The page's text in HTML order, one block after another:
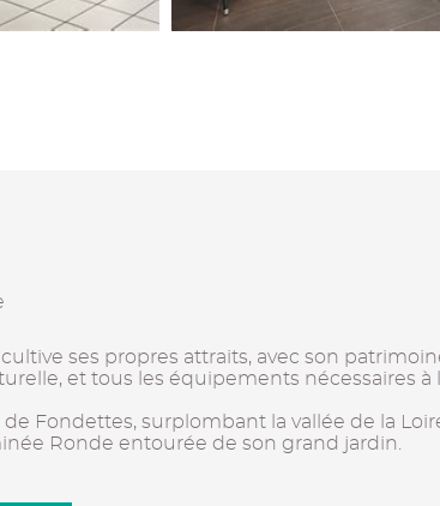
ses propres attraits, avec son
et tous les équipements nécessaires à
Fondettes, surplombant la vallée de la
Ronde entourée de son grand jardin.